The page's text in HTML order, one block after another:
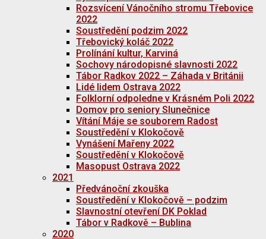
Rozsvícení Vánočního stromu Třebovice
2022
Soustředění podzim 2022
Třebovický koláč 2022
Prolínání kultur, Karviná
Sochovy národopisné slavnosti 2022
Tábor Radkov 2022 – Záhada v Británii
Lidé lidem Ostrava 2022
Folklorní odpoledne v Krásném Poli 2022
Domov pro seniory Slunečnice
Vítání Máje se souborem Radost
Soustředění v Klokočově
Vynášení Mařeny 2022
Soustředění v Klokočově
Masopust Ostrava 2022
2021
Předvánoční zkouška
Soustředění v Klokočově – podzim
Slavnostní otevření DK Poklad
Tábor v Radkově – Bublina
2020